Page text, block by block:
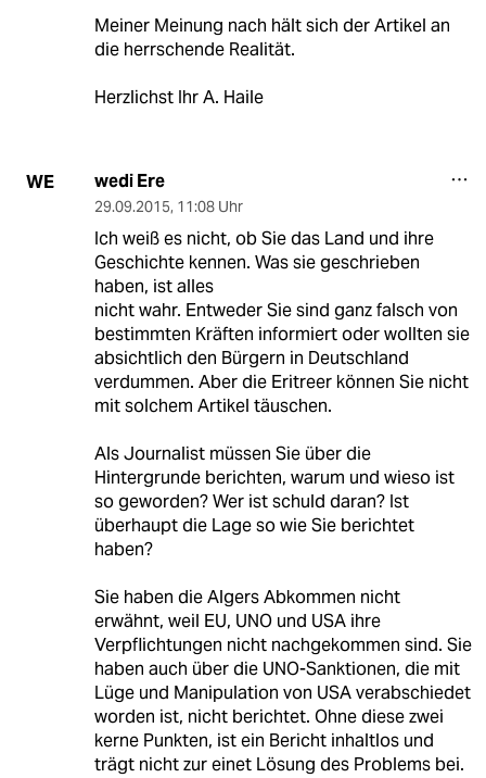
Meiner Meinung nach hält sich der Artikel an
die herrschende Realität.
Herzlichst Ihr A. Haile
WE wedi Ere
29.09.2015, 11:08 Uhr
Ich weiß es nicht, ob Sie das Land und ihre
Geschichte kennen. Was sie geschrieben
haben, ist alles
nicht wahr. Entweder Sie sind ganz falsch von
bestimmten Kräften informiert oder wollten sie
absichtlich den Bürgern in Deutschland
verdummen. Aber die Eritreer können Sie nicht
mit solchem Artikel täuschen.
Als Journalist müssen Sie über die
Hintergrunde berichten, warum und wieso ist
so geworden? Wer ist schuld daran? Ist
überhaupt die Lage so wie Sie berichtet
haben?
Sie haben die Algers Abkommen nicht
erwähnt, weil EU, UNO und USA ihre
Verpflichtungen nicht nachgekommen sind. Sie
haben auch über die UNO-Sanktionen, die mit
Lüge und Manipulation von USA verabschiedet
worden ist, nicht berichtet. Ohne diese zwei
kerne Punkten, ist ein Bericht inhaltlos und
trägt nicht zur einet Lösung des Problems bei.